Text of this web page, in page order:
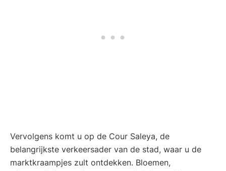
Vervolgens komt u op de Cour Saleya, de
belangrijkste verkeersader van de stad, waar u de
marktkraampjes zult ontdekken. Bloemen,